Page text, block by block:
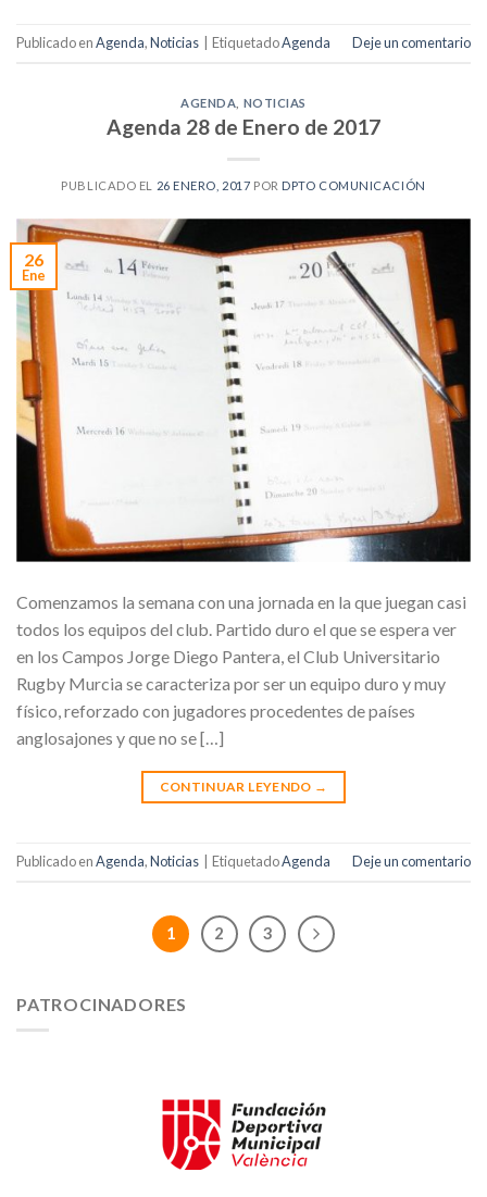
Publicado enAgenda,Noticias EtiquetadoAgenda Deje un comentario
AGENDA NOTICIAS
Agenda 28 de Enero de 2017
PUBLICADO EL 26 ENERO, 2017 POR DPTO COMUNICACIÓN
26
Ene
Comenzamos la semana con una jornada en la que juegan casi
todos los equipos del club. Partido duro el que se espera ver
en los Campos Jorge Diego Pantera, el Club Universitario
Rugby Murcia se caracteriza por ser un equipo duro y muy
físico, reforzado con jugadores procedentes de países
anglosajones y que no se […]
CONTINUAR LEYENDO →
Publicado enAgenda,Noticias EtiquetadoAgenda Deje un comentario
1 2 3
PATROCINADORES